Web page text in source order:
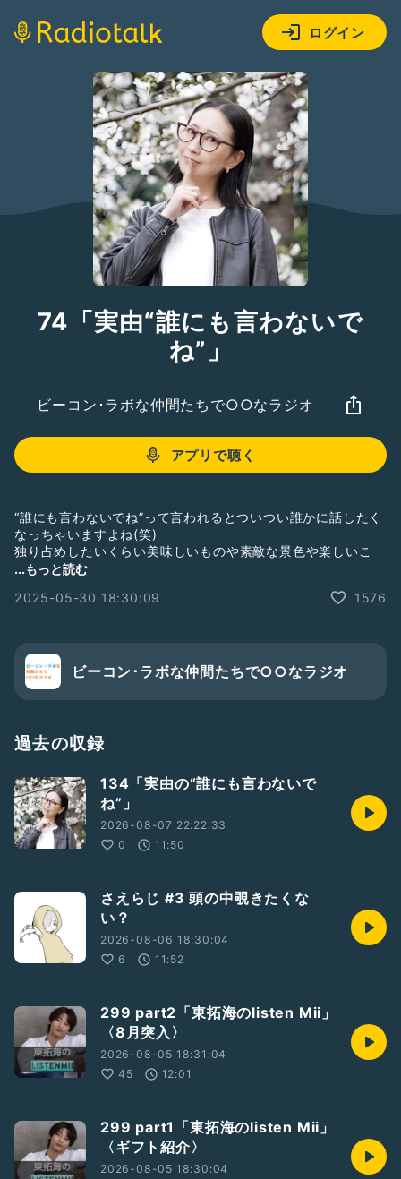
ログイン
74「実由“誰にも言わないで
ね”」
ビーコン･ラボな仲間たちで○○なラジオ
アプリで聴く
“誰にも言わないでね”って言われるとついつい誰かに話したく
なっちゃいますよね(笑)
独り占めしたいくらい美味しいものや素敵な景色や楽しいこ
と…
実由の内緒話をお届けします。
ゆるりとクスクスおつき合い下さい。
―――――――――――――――――――――――
;s=09
◇Instagram
https://www.instagram.com/dj_miu?
igshid=OGQ5ZDc2ODk2ZA==
◇事務所HP
https://beacon-lab-entertainment.com/
#みゅう#実由の誰にも言わないでね #内緒話 #金曜日
...もっと読む
2025-05-30 18:30:09
1576
ビーコン･ラボな仲間たちで○○なラジオ
過去の収録
134「実由の“誰にも言わないで
ね”」
2026-08-07 22:22:33
0
11:50
さえらじ #3 頭の中覗きたくな
い？
2026-08-06 18:30:04
6
11:52
299 part2「東拓海のlisten Mii」
〈8月突入〉
2026-08-05 18:31:04
45
12:01
299 part1「東拓海のlisten Mii」
〈ギフト紹介〉
2026-08-05 18:30:04